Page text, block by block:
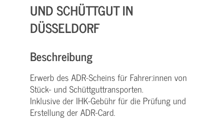
UND SCHÜTTGUT IN
DÜSSELDORF
Beschreibung
Erwerb des ADR-Scheins für Fahrer:innen von
Stück- und Schüttguttransporten.
Inklusive der IHK-Gebühr für die Prüfung und
Erstellung der ADR-Card.